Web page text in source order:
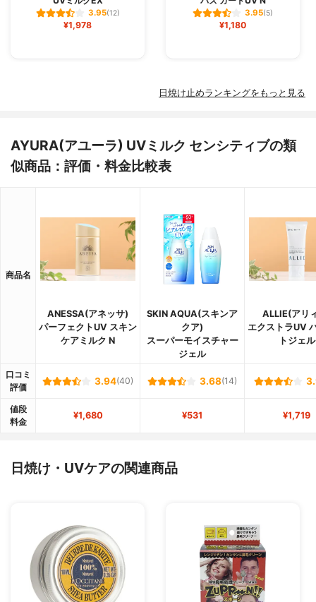
3.95(12)
¥1,978
3.95(5)
¥1,180
日焼け止めランキングをもっと見る
AYURA(アユーラ) UVミルク センシティブの類
似商品：評価・料金比較表
商品名
ANESSA(アネッサ)
パーフェクトUV スキン
ケアミルク N
SKIN AQUA(スキンア
クア)
スーパーモイスチャー
ジェル
ALLIE(アリ
エクストラUV
トジェル
口コミ
評価
3.94(40) 3.68(14)
値段
料金
¥1,680 ¥531 ¥1,719
日焼け・UVケアの関連商品